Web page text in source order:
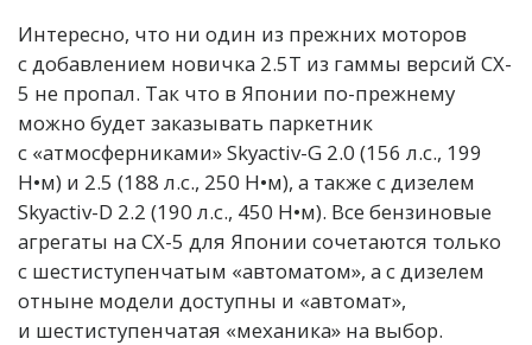
Интересно, что ни один из прежних моторов
с добавлением новичка 2.5T из гаммы версий CX-
5 не пропал. Так что в Японии по-прежнему
можно будет заказывать паркетник
с «атмосферниками» Skyactiv-G 2.0 (156 л.с., 199
Н•м) и 2.5 (188 л.с., 250 Н•м), а также с дизелем
Skyactiv-D 2.2 (190 л.с., 450 Н•м). Все бензиновые
агрегаты на CX-5 для Японии сочетаются только
с шестиступенчатым «автоматом», а с дизелем
отныне модели доступны и «автомат»,
и шестиступенчатая «механика» на выбор.